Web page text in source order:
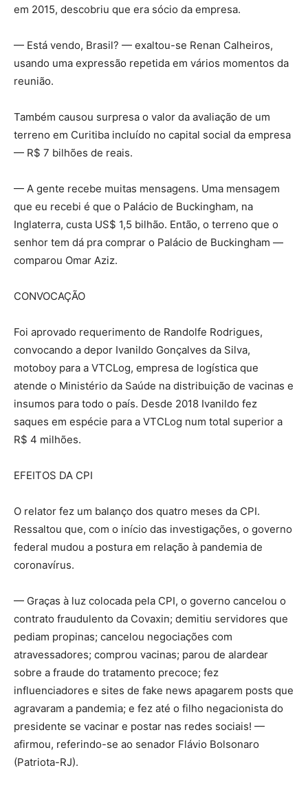
em 2015, descobriu que era sócio da empresa.
— Está vendo, Brasil? — exaltou-se Renan Calheiros,
usando uma expressão repetida em vários momentos da
reunião.
Também causou surpresa o valor da avaliação de um
terreno em Curitiba incluído no capital social da empresa
— R$ 7 bilhões de reais.
— A gente recebe muitas mensagens. Uma mensagem
que eu recebi é que o Palácio de Buckingham, na
Inglaterra, custa US$ 1,5 bilhão. Então, o terreno que o
senhor tem dá pra comprar o Palácio de Buckingham —
comparou Omar Aziz.
CONVOCAÇÃO
Foi aprovado requerimento de Randolfe Rodrigues,
convocando a depor Ivanildo Gonçalves da Silva,
motoboy para a VTCLog, empresa de logística que
atende o Ministério da Saúde na distribuição de vacinas e
insumos para todo o país. Desde 2018 Ivanildo fez
saques em espécie para a VTCLog num total superior a
R$ 4 milhões.
EFEITOS DA CPI
O relator fez um balanço dos quatro meses da CPI.
Ressaltou que, com o início das investigações, o governo
federal mudou a postura em relação à pandemia de
coronavírus.
— Graças à luz colocada pela CPI, o governo cancelou o
contrato fraudulento da Covaxin; demitiu servidores que
pediam propinas; cancelou negociações com
atravessadores; comprou vacinas; parou de alardear
sobre a fraude do tratamento precoce; fez
influenciadores e sites de fake news apagarem posts que
agravaram a pandemia; e fez até o filho negacionista do
presidente se vacinar e postar nas redes sociais! —
afirmou, referindo-se ao senador Flávio Bolsonaro
(Patriota-RJ).